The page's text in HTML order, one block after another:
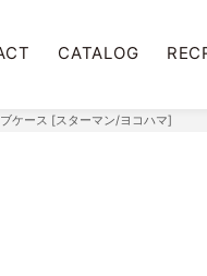
CATALOG
ケース [スターマン/ヨコハマ]